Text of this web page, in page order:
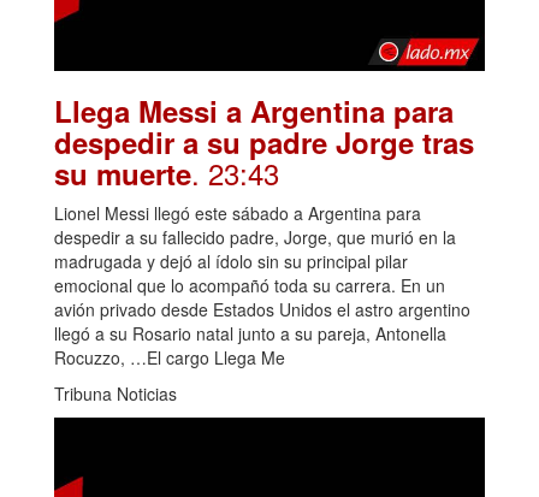
Llega Messi a Argentina para
despedir a su padre Jorge tras
su muerte. 23:43
Lionel Messi llegó este sábado a Argentina para
despedir a su fallecido padre, Jorge, que murió en la
madrugada y dejó al ídolo sin su principal pilar
emocional que lo acompañó toda su carrera. En un
avión privado desde Estados Unidos el astro argentino
llegó a su Rosario natal junto a su pareja, Antonella
Rocuzzo, …El cargo Llega Me
Tribuna Noticias